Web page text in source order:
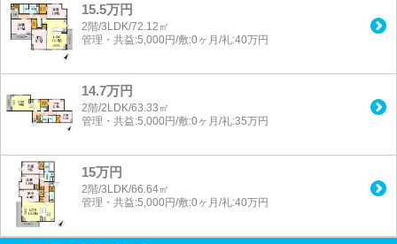
15.5万円
2階/3LDK/72.12㎡
管理・共益:5,000円/敷:0ヶ月/礼:40万円
14.7万円
2階/2LDK/63.33㎡
管理・共益:5,000円/敷:0ヶ月/礼:35万円
15万円
2階/3LDK/66.64㎡
管理・共益:5,000円/敷:0ヶ月/礼:40万円